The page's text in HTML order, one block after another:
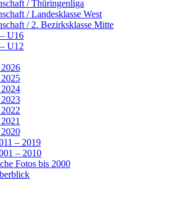
/ Thüringenliga
/ Landesklasse West
/ 2. Bezirksklasse Mitte
U16
U12
– 2019
– 2010
Fotos bis 2000